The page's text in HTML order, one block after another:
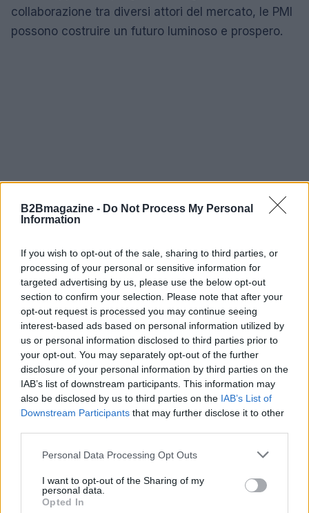
B2Bmagazine - Do Not Process My Personal
Information
If you wish to opt-out of the sale, sharing to third parties, or
processing of your personal or sensitive information for
targeted advertising by us, please use the below opt-out
section to confirm your selection. Please note that after your
opt-out request is processed you may continue seeing
interest-based ads based on personal information utilized by
us or personal information disclosed to third parties prior to
your opt-out. You may separately opt-out of the further
disclosure of your personal information by third parties on the
IAB’s list of downstream participants. This information may
also be disclosed by us to third parties on the IAB’s List of
Downstream Participants that may further disclose it to other
Please note that this website/app uses one or more Google
not limited to your visit or usage behaviour. You may click to
grant or deny consent to Google and its third-party tags to
use your data for below specified purposes in below Google
Personal Data Processing Opt Outs
I want to opt-out of the Sharing of my
personal data.
Opted In
collaborazione tra diversi attori del mercato, le PMI
possono costruire un futuro luminoso e prospero.
AUTORE
AiAdhubMedia